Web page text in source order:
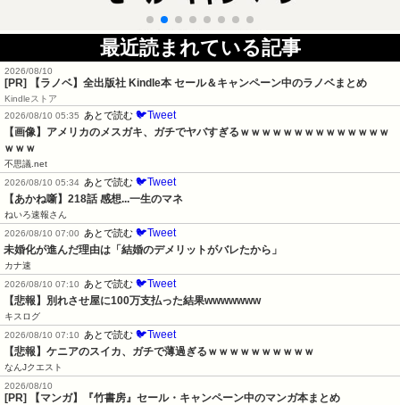
最近読まれている記事
2026/08/10
[PR] 【ラノベ】全出版社 Kindle本 セール＆キャンペーン中のラノベまとめ
Kindleストア
2026/08/10 05:35
あとで読む 🐦Tweet
【画像】アメリカのメスガキ、ガチでヤバすぎるｗｗｗｗｗｗｗｗｗｗｗｗｗｗ
ｗｗｗ
不思議.net
2026/08/10 05:34 あとで読む 🐦Tweet
【あかね噺】218話 感想...一生のマネ
ねいろ速報さん
2026/08/10 07:00
あとで読む 🐦Tweet
未婚化が進んだ理由は「結婚のデメリットがバレたから」
カナ速
2026/08/10 07:10
あとで読む 🐦Tweet
【悲報】別れさせ屋に100万支払った結果wwwwwww
キスログ
2026/08/10 07:10
あとで読む 🐦Tweet
【悲報】ケニアのスイカ、ガチで薄過ぎるｗｗｗｗｗｗｗｗｗｗ
なんJクエスト
2026/08/10
[PR] 【マンガ】『竹書房』セール・キャンペーン中のマンガ本まとめ